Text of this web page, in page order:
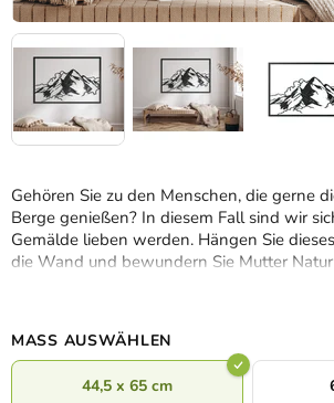
Gehören Sie zu den Menschen, die gerne
Berge genießen? In diesem Fall sind wir
Gemälde lieben werden. Hängen Sie
die Wand und bewundern Sie Mutter
MASS AUSWÄHLEN
44,5 x 65 cm